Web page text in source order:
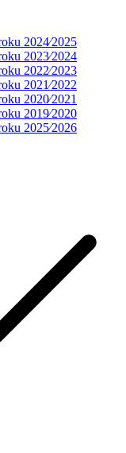
2024⁄2025
2023⁄2024
2022⁄2023
2021⁄2022
2020⁄2021
2019⁄2020
2025⁄2026